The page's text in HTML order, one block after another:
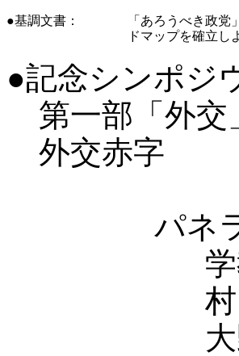
●基調文書：
「あろうべき政
ドマップを確立し
●記念シンポジ
第一部「外
外交赤字
パネ